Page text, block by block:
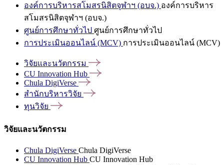
องค์การบริหารสโมสรนิสิตจุฬาฯ (อบจ.) องค์การบริหาร
สโมสรนิสิตจุฬาฯ (อบจ.)
ศูนย์การศึกษาทั่วไป ศูนย์การศึกษาทั่วไป
การประเมินออนไลน์ (MCV) การประเมินออนไลน์ (MCV)
วิจัยและนวัตกรรม
CU Innovation Hub
Chula DigiVerse
สำนักบริหารวิจัย
ทุนวิจัย
วิจัยและนวัตกรรม
Chula DigiVerse Chula DigiVerse
CU Innovation Hub CU Innovation Hub